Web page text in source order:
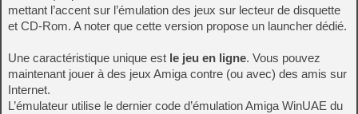
mettant l’accent sur l’émulation des jeux sur lecteur de disquette
et CD-Rom. A noter que cette version propose un launcher dédié.
Une caractéristique unique est le jeu en ligne. Vous pouvez
maintenant jouer à des jeux Amiga contre (ou avec) des amis sur
Internet.
L’émulateur utilise le dernier code d’émulation Amiga WinUAE du